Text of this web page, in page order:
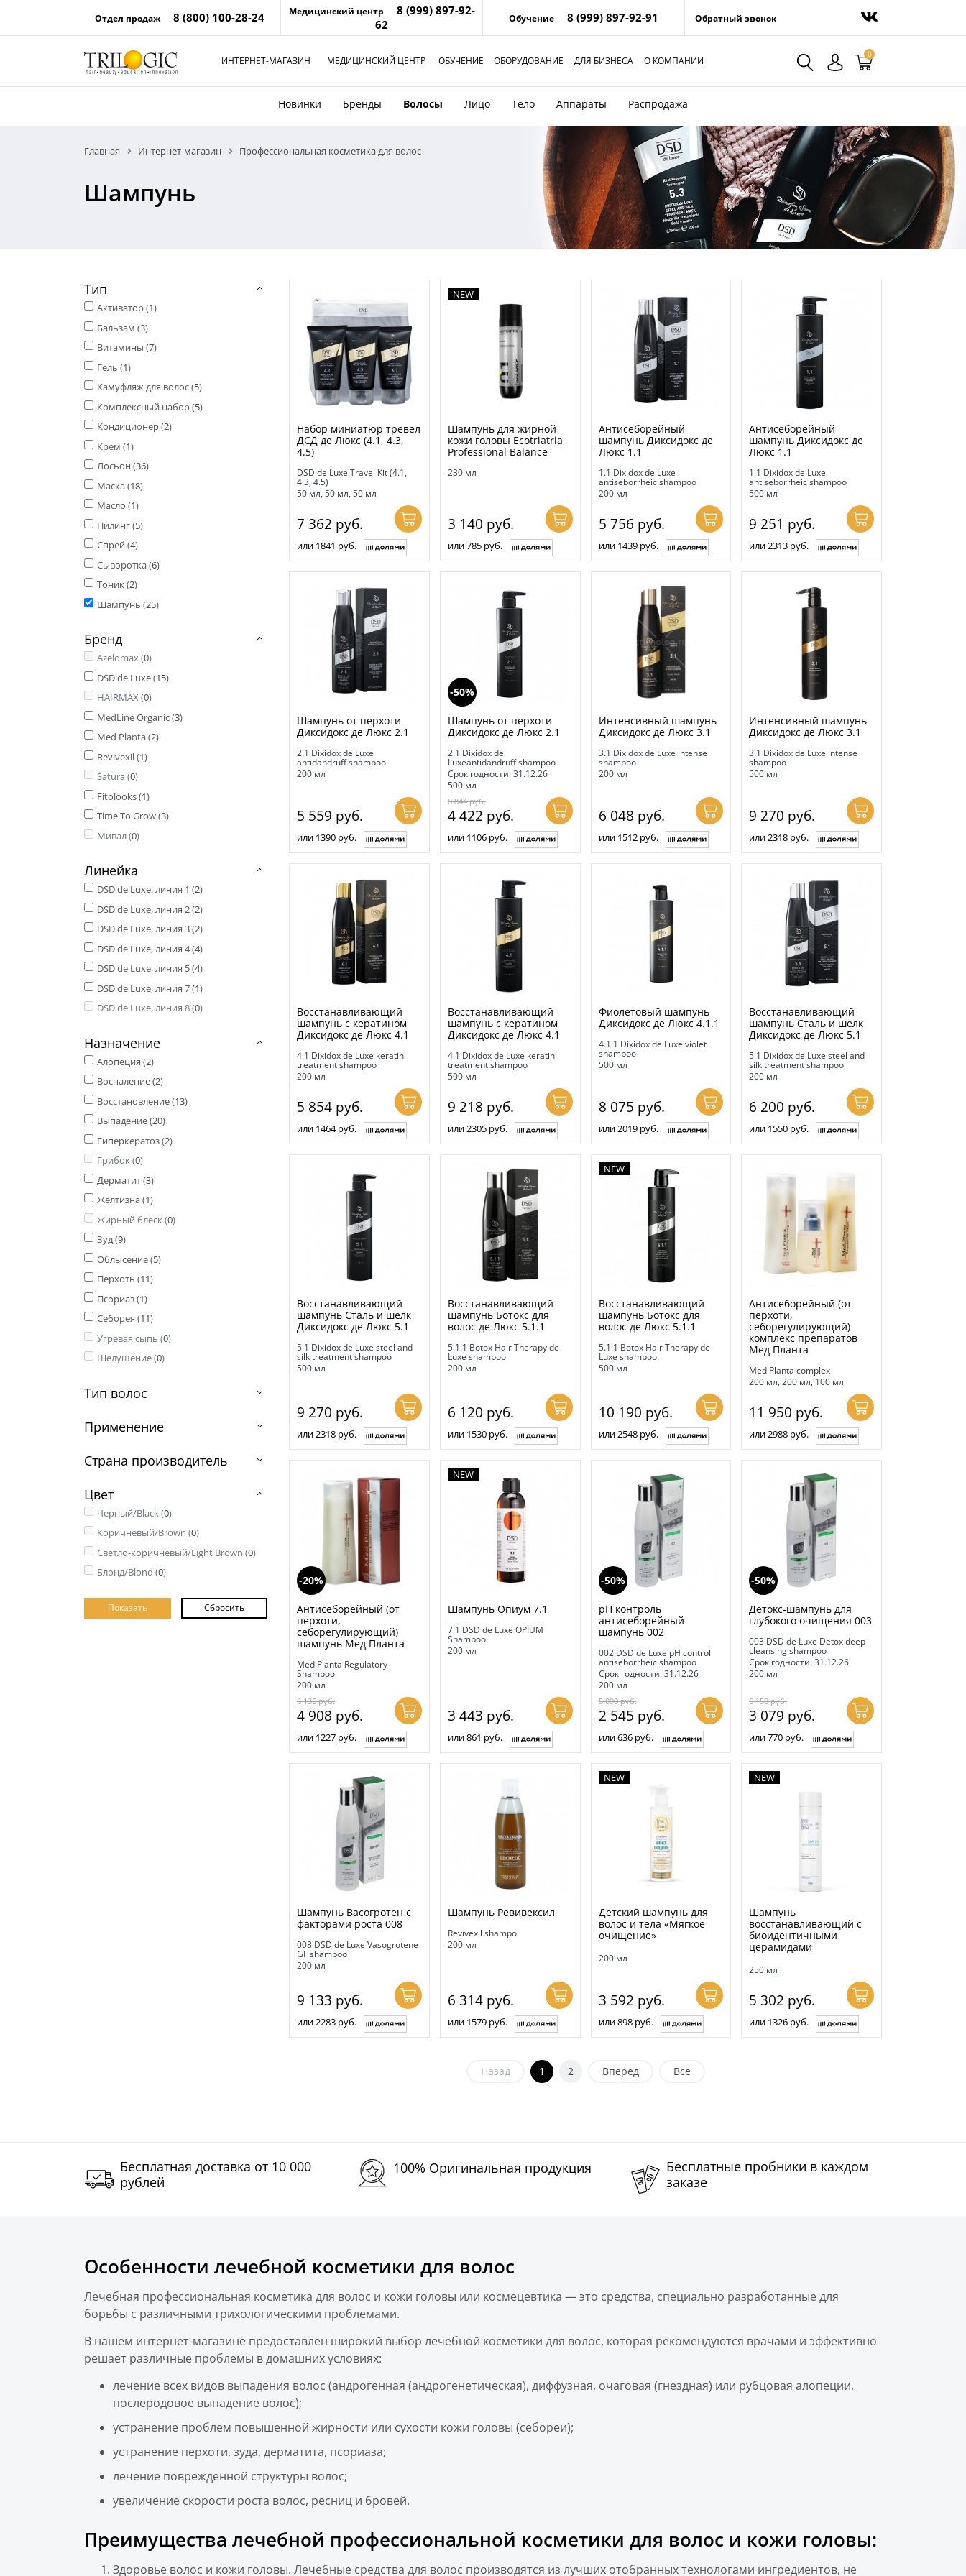
Отдел продаж 8 (800) 100-28-24 Медицинский центр
8 (999) 897-92-
62
Обучение 8 (999) 897-92-91 Обратный звонок
0
ИНТЕРНЕТ-МАГАЗИН МЕДИЦИНСКИЙ ЦЕНТР ОБУЧЕНИЕ ОБОРУДОВАНИЕ ДЛЯ БИЗНЕСА О КОМПАНИИ
Новинки Бренды Волосы Лицо Тело Аппараты Распродажа
Главная Интернет-магазин Профессиональная косметика для волос
Шампунь
Тип
Активатор (1)
Бальзам (3)
Витамины (7)
Гель (1)
Камуфляж для волос (5)
Комплексный набор (5)
Кондиционер (2)
Крем (1)
Лосьон (36)
Маска (18)
Масло (1)
Пилинг (5)
Спрей (4)
Сыворотка (6)
Тоник (2)
Шампунь (25)
Бренд
Azelomax (0)
DSD de Luxe (15)
HAIRMAX (0)
MedLine Organic (3)
Med Planta (2)
Revivexil (1)
Satura (0)
Fitolooks (1)
Time To Grow (3)
Мивал (0)
Линейка
DSD de Luxe, линия 1 (2)
DSD de Luxe, линия 2 (2)
DSD de Luxe, линия 3 (2)
DSD de Luxe, линия 4 (4)
DSD de Luxe, линия 5 (4)
DSD de Luxe, линия 7 (1)
DSD de Luxe, линия 8 (0)
Назначение
Алопеция (2)
Воспаление (2)
Восстановление (13)
Выпадение (20)
Гиперкератоз (2)
Грибок (0)
Дерматит (3)
Желтизна (1)
Жирный блеск (0)
Зуд (9)
Облысение (5)
Перхоть (11)
Псориаз (1)
Себорея (11)
Угревая сыпь (0)
Шелушение (0)
Тип волос
Применение
Страна производитель
Цвет
Черный/Black (0)
Коричневый/Brown (0)
Светло-коричневый/Light Brown (0)
Блонд/Blond (0)
Набор миниатюр тревел
ДСД де Люкс (4.1, 4.3,
4.5)
DSD de Luxe Travel Kit (4.1,
4.3, 4.5)
50 мл, 50 мл, 50 мл
7 362 руб.
или 1841 руб.
NEW
Шампунь для жирной
кожи головы Ecotriatria
Professional Balance
230 мл
3 140 руб.
или 785 руб.
Антисеборейный
шампунь Диксидокс де
Люкс 1.1
1.1 Dixidox de Luxe
antiseborrheic shampoo
200 мл
5 756 руб.
или 1439 руб.
Антисеборейный
шампунь Диксидокс де
Люкс 1.1
1.1 Dixidox de Luxe
antiseborrheic shampoo
500 мл
9 251 руб.
или 2313 руб.
Шампунь от перхоти
Диксидокс де Люкс 2.1
2.1 Dixidox de Luxe
antidandruff shampoo
200 мл
5 559 руб.
или 1390 руб.
-50%
Шампунь от перхоти
Диксидокс де Люкс 2.1
2.1 Dixidox de
Luxeantidandruff shampoo
Срок годности: 31.12.26
500 мл
8 844руб.
4 422 руб.
или 1106 руб.
Интенсивный шампунь
Диксидокс де Люкс 3.1
3.1 Dixidox de Luxe intense
shampoo
200 мл
6 048 руб.
или 1512 руб.
Интенсивный шампунь
Диксидокс де Люкс 3.1
3.1 Dixidox de Luxe intense
shampoo
500 мл
9 270 руб.
или 2318 руб.
Восстанавливающий
шампунь с кератином
Диксидокс де Люкс 4.1
4.1 Dixidox de Luxe keratin
treatment shampoo
200 мл
5 854 руб.
или 1464 руб.
Восстанавливающий
шампунь с кератином
Диксидокс де Люкс 4.1
4.1 Dixidox de Luxe keratin
treatment shampoo
500 мл
9 218 руб.
или 2305 руб.
Фиолетовый шампунь
Диксидокс де Люкс 4.1.1
4.1.1 Dixidox de Luxe violet
shampoo
500 мл
8 075 руб.
или 2019 руб.
Восстанавливающий
шампунь Сталь и шелк
Диксидокс де Люкс 5.1
5.1 Dixidox de Luxe steel and
silk treatment shampoo
200 мл
6 200 руб.
или 1550 руб.
Восстанавливающий
шампунь Сталь и шелк
Диксидокс де Люкс 5.1
5.1 Dixidox de Luxe steel and
silk treatment shampoo
500 мл
9 270 руб.
или 2318 руб.
Восстанавливающий
шампунь Ботокс для
волос де Люкс 5.1.1
5.1.1 Botox Hair Therapy de
Luxe shampoo
200 мл
6 120 руб.
или 1530 руб.
NEW
Восстанавливающий
шампунь Ботокс для
волос де Люкс 5.1.1
5.1.1 Botox Hair Therapy de
Luxe shampoo
500 мл
10 190 руб.
или 2548 руб.
Антисеборейный (от
перхоти,
себорегулирующий)
комплекс препаратов
Мед Планта
Med Planta complex
200 мл, 200 мл, 100 мл
11 950 руб.
или 2988 руб.
-20%
Антисеборейный (от
перхоти,
себорегулирующий)
шампунь Мед Планта
Med Planta Regulatory
Shampoo
200 мл
6 135руб.
4 908 руб.
или 1227 руб.
NEW
Шампунь Опиум 7.1
7.1 DSD de Luxe OPIUM
Shampoo
200 мл
3 443 руб.
или 861 руб.
-50%
pH контроль
антисеборейный
шампунь 002
002 DSD de Luxe pH control
antiseborrheic shampoo
Срок годности: 31.12.26
200 мл
5 090руб.
2 545 руб.
или 636 руб.
-50%
Детокс-шампунь для
глубокого очищения 003
003 DSD de Luxe Detox deep
cleansing shampoo
Срок годности: 31.12.26
200 мл
6 158руб.
3 079 руб.
или 770 руб.
Шампунь Васогротен с
факторами роста 008
008 DSD de Luxe Vasogrotene
GF shampoo
200 мл
9 133 руб.
или 2283 руб.
Шампунь Ревивексил
Revivexil shampo
200 мл
6 314 руб.
или 1579 руб.
NEW
Детский шампунь для
волос и тела «Мягкое
очищение»
200 мл
3 592 руб.
или 898 руб.
NEW
Шампунь
восстанавливающий с
биоидентичными
церамидами
250 мл
5 302 руб.
или 1326 руб.
Назад 1 2 Вперед Все
Бесплатная доставка от 10 000
рублей
100% Оригинальная продукция
Бесплатные пробники в каждом
заказе
Особенности лечебной косметики для волос
Лечебная профессиональная косметика для волос и кожи головы или космецевтика — это средства, специально разработанные для
борьбы с различными трихологическими проблемами.
В нашем интернет-магазине предоставлен широкий выбор лечебной косметики для волос, которая рекомендуются врачами и эффективно
решает различные проблемы в домашних условиях:
лечение всех видов выпадения волос (андрогенная (андрогенетическая), диффузная, очаговая (гнездная) или рубцовая алопеции,
послеродовое выпадение волос);
устранение проблем повышенной жирности или сухости кожи головы (себореи);
устранение перхоти, зуда, дерматита, псориаза;
лечение поврежденной структуры волос;
увеличение скорости роста волос, ресниц и бровей.
Преимущества лечебной профессиональной косметики для волос и кожи головы:
Здоровье волос и кожи головы. Лечебные средства для волос производятся из лучших отобранных технологами ингредиентов, не